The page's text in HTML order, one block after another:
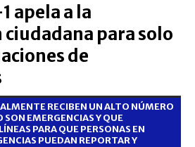
apela a la
para solo
de
RECIBEN UN ALTO NÚMERO
SON EMERGENCIAS Y QUE
PARA QUE PERSONAS EN
PUEDAN REPORTAR Y